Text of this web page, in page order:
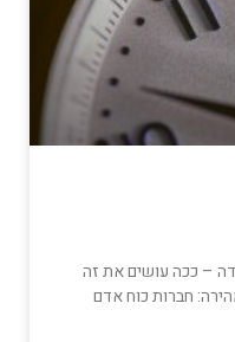
– ככה עושים את זה
מהירה: חברות כוח אדם